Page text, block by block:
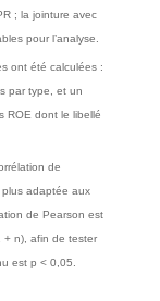
; la jointure avec
pour l’analyse.
ont été calculées :
par type, et un
ROE dont le libellé
de
adaptée aux
de Pearson est
+ n), afin de tester
est p < 0,05.